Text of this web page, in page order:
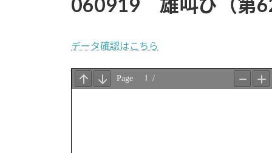
データ確認はこちら